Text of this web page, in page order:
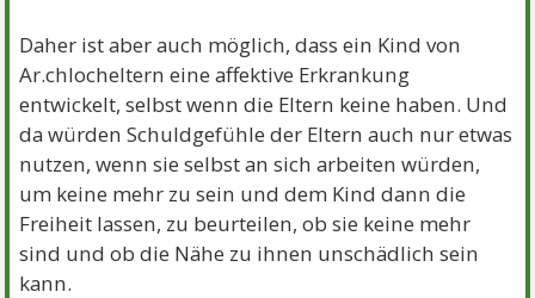
Daher ist aber auch möglich, dass ein Kind von
Ar.chlocheltern eine affektive Erkrankung
entwickelt, selbst wenn die Eltern keine haben. Und
da würden Schuldgefühle der Eltern auch nur etwas
nutzen, wenn sie selbst an sich arbeiten würden,
um keine mehr zu sein und dem Kind dann die
Freiheit lassen, zu beurteilen, ob sie keine mehr
sind und ob die Nähe zu ihnen unschädlich sein
kann.